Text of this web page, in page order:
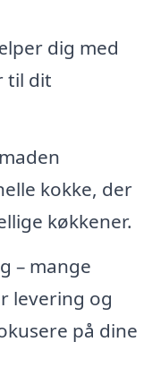
dig med
til dit
kokke, der
køkkener.
– mange
levering og
på dine